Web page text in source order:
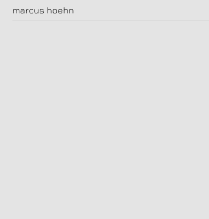
marcus hoehn